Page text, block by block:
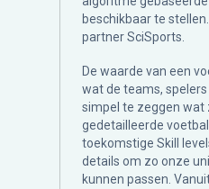
beschikbaar te
partnerSciSports
De waarde van een
wat de teams,
simpel te zeggen wat
gedetailleerde
toekomstige Skill
details om zo onze
kunnen passen.